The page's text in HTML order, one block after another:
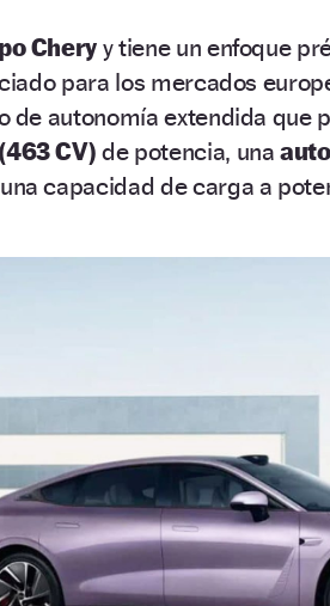
Cheryy tiene un enfoque
para los mercados
de autonomía extendida que
CV)de potencia, una
capacidad de carga a